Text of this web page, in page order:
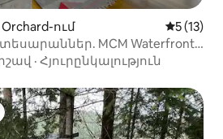
ում Միջին
5 (13)
MCM Waterfront
տուն
· Հյուրընկալություն
տները